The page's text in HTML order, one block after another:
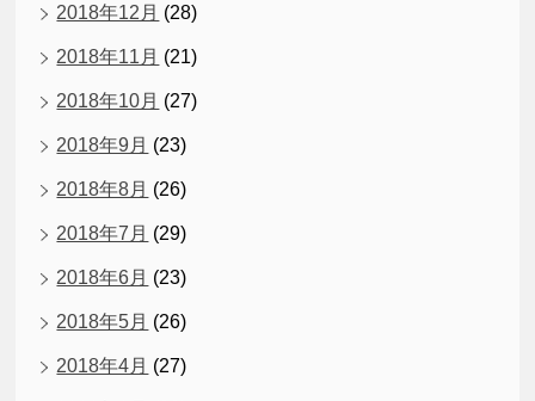
2018年12月 (28)
2018年11月 (21)
2018年10月 (27)
2018年9月 (23)
2018年8月 (26)
2018年7月 (29)
2018年6月 (23)
2018年5月 (26)
2018年4月 (27)